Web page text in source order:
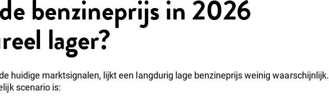
benzineprijs in 2026
lager?
huidige marktsignalen, lijkt een langdurig lage benzineprijs weinig waarschijnlijk.
scenario is: